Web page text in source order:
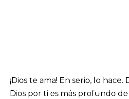
¡Dios te ama! En serio, lo
Dios por ti es más profundo